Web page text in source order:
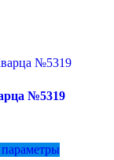
выбрать
странице
№5319
товар